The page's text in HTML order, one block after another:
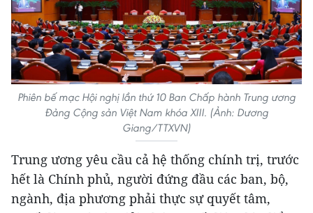
Phiên bế mạc Hội nghị lần thứ 10 Ban Chấp hành Trung ương
Đảng Cộng sản Việt Nam khóa XIII. (Ảnh: Dương
Giang/TTXVN)
Trung ương yêu cầu cả hệ thống chính trị, trước
hết là Chính phủ, người đứng đầu các ban, bộ,
ngành, địa phương phải thực sự quyết tâm,